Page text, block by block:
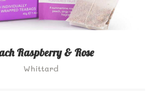
Raspberry & Rose
Whittard